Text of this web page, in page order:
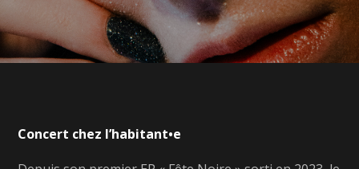
Concert chez l’habitant•e